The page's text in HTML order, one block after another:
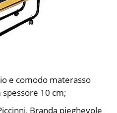
e comodo materasso
spessore 10 cm;
Branda pieghevole